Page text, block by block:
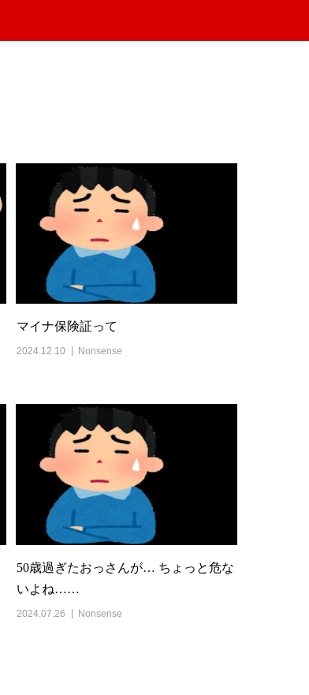
マイナ保険証って
2024.12.10 Nonsense
50歳過ぎたおっさんが… ちょっと危な
いよね……
2024.07.26 Nonsense